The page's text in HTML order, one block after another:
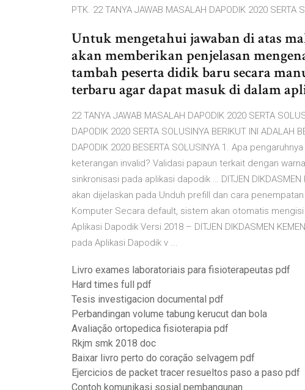
PTK. 22 TANYA JAWAB MASALAH DAPODIK 2020 SERTA
Untuk mengetahui jawaban di atas
akan memberikan penjelasan
tambah peserta didik baru secara
terbaru agar dapat masuk di dalam
22 TANYA JAWAB MASALAH DAPODIK 2020 SERTA
DAPODIK 2020 SERTA SOLUSINYA BERIKUT INI ADALAH
DAPODIK 2020 BESERTA SOLUSINYA 1. Apa
keterangan invalid? Validasi papaun terkait dengan
sinkronisasi pada aplikasi dapodik … DITJEN
akan dijelaskan pada Unduh prefill dan cara
Komputer Secara default, sistem akan otomatis mengisi
Aplikasi Dapodik Versi 2018 – DITJEN DIKDASMEN
pada Aplikasi Dapodik v ...
Livro exames laboratoriais para fisioterapeutas pdf
Hard times full pdf
Tesis investigacion documental pdf
Perbandingan volume tabung kerucut dan bola
Avaliação ortopedica fisioterapia pdf
Rkjm smk 2018 doc
Baixar livro perto do coração selvagem pdf
Ejercicios de packet tracer resueltos paso a paso pdf
Contoh komunikasi sosial pembangunan